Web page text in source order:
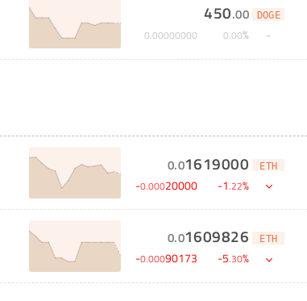
450.00 DOGE
0.00000000 0.00%
0.01619000 ETH
-0.00020000 -1.22%
0.01609826 ETH
-0.00090173 -5.30%